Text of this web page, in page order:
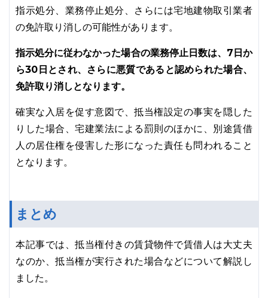
指示処分、業務停止処分、さらには宅地建物取引業者
の免許取り消しの可能性があります。
指示処分に従わなかった場合の業務停止日数は、7日か
ら30日とされ、さらに悪質であると認められた場合、
免許取り消しとなります。
確実な入居を促す意図で、抵当権設定の事実を隠した
りした場合、宅建業法による罰則のほかに、別途賃借
人の居住権を侵害した形になった責任も問われること
となります。
まとめ
本記事では、抵当権付きの賃貸物件で賃借人は大丈夫
なのか、抵当権が実行された場合などについて解説し
ました。